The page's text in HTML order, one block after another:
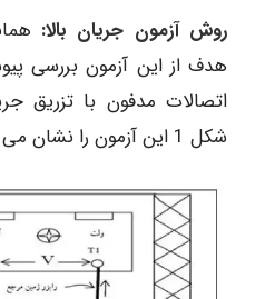
روش آزمون جریان بالا:
هدف از این آزمون بررسی
اتصالات مدفون با تزریق
شکل 1 این آزمون را نشان می دهد.